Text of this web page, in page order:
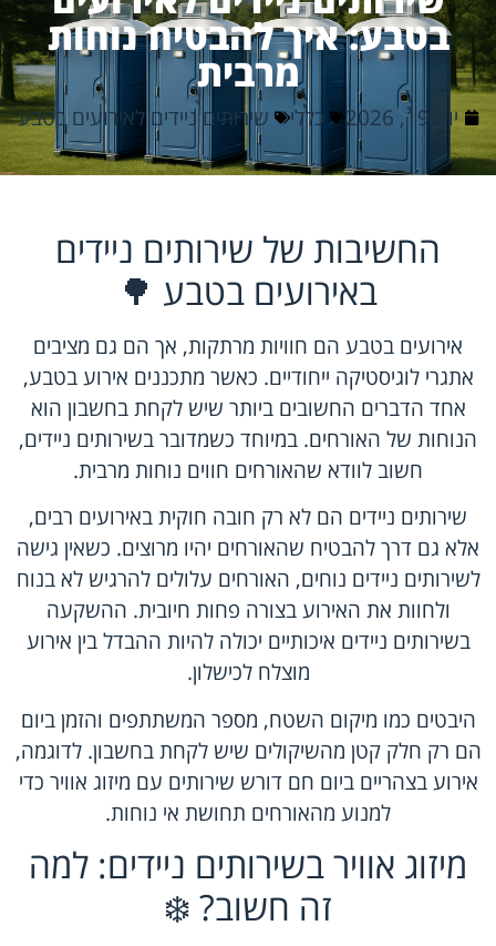
בטבע: איך להבטיח נוחות
מרבית
יוני 19, 2026 כללי שירותים ניידים לאירועים בטבע
החשיבות של שירותים ניידים
באירועים בטבע 🌳
אירועים בטבע הם חוויות מרתקות, אך הם גם מציבים
אתגרי לוגיסטיקה ייחודיים. כאשר מתכננים אירוע בטבע,
אחד הדברים החשובים ביותר שיש לקחת בחשבון הוא
הנוחות של האורחים. במיוחד כשמדובר בשירותים ניידים,
חשוב לוודא שהאורחים חווים נוחות מרבית.
שירותים ניידים הם לא רק חובה חוקית באירועים רבים,
אלא גם דרך להבטיח שהאורחים יהיו מרוצים. כשאין גישה
לשירותים ניידים נוחים, האורחים עלולים להרגיש לא בנוח
ולחוות את האירוע בצורה פחות חיובית. ההשקעה
בשירותים ניידים איכותיים יכולה להיות ההבדל בין אירוע
מוצלח לכישלון.
היבטים כמו מיקום השטח, מספר המשתתפים והזמן ביום
הם רק חלק קטן מהשיקולים שיש לקחת בחשבון. לדוגמה,
אירוע בצהריים ביום חם דורש שירותים עם מיזוג אוויר כדי
למנוע מהאורחים תחושת אי נוחות.
מיזוג אוויר בשירותים ניידים: למה
זה חשוב? ❄️